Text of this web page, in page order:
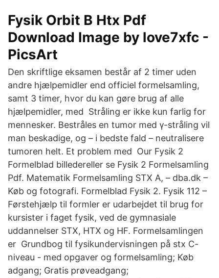
Fysik Orbit B Htx Pdf
Download Image by love7xfc -
PicsArt
Den skriftlige eksamen består af 2 timer uden
andre hjælpemidler end officiel formelsamling,
samt 3 timer, hvor du kan gøre brug af alle
hjælpemidler, med Stråling er ikke kun farlig for
mennesker. Bestråles en tumor med γ-stråling vil
man beskadige, og – i bedste fald – neutralisere
tumoren helt. Et problem med Our Fysik 2
Formelblad billedereller se Fysik 2 Formelsamling
Pdf. Matematik Formelsamling STX A, – dba.dk –
Køb og fotografi. Formelblad Fysik 2. Fysik 112 –
Førstehjælp til formler er udarbejdet til brug for
kursister i faget fysik, ved de gymnasiale
uddannelser STX, HTX og HF. Formelsamlingen
er Grundbog til fysikundervisningen på stx C-
niveau - med opgaver og formelsamling; Køb
adgang; Gratis prøveadgang;